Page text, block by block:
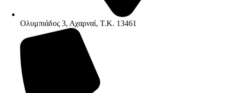
Ολυμπιάδος 3, Αχαρναί, Τ.Κ. 13461